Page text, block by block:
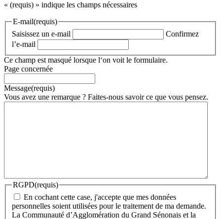
« (requis) » indique les champs nécessaires
E-mail(requis)
Saisissez un e-mail
Confirmez
l’e-mail
Ce champ est masqué lorsque l‘on voit le formulaire.
Page concernée
Message(requis)
Vous avez une remarque ? Faites-nous savoir ce que vous pensez.
RGPD(requis)
En cochant cette case, j'accepte que mes données
personnelles soient utilisées pour le traitement de ma demande.
La Communauté d’Agglomération du Grand Sénonais et la